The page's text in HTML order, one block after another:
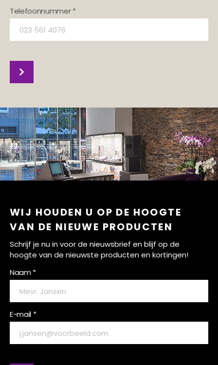
Telefoonnummer *
WIJ HOUDEN U OP DE HOOGTE
VAN DE NIEUWE PRODUCTEN
Schrijf je nu in voor de nieuwsbrief en blijf op de
hoogte van de nieuwste producten en kortingen!
Naam *
E-mail *